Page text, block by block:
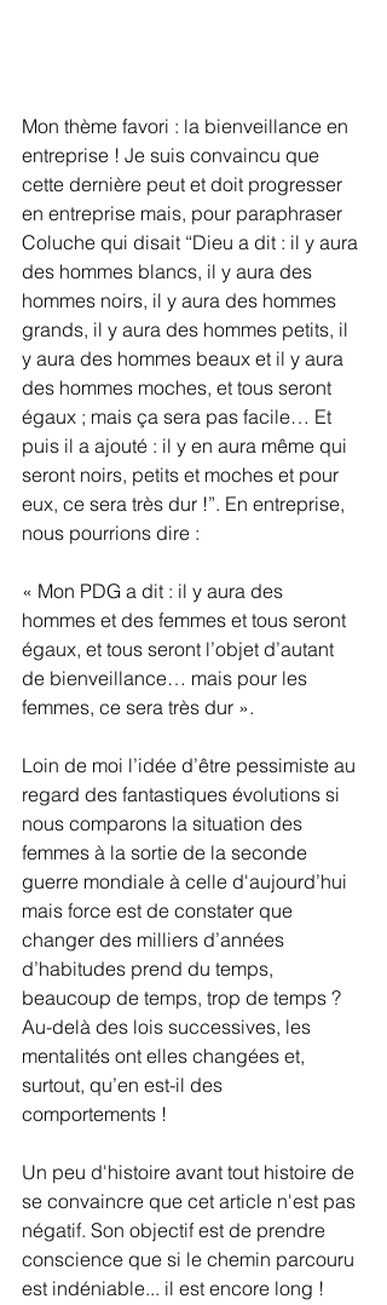
Mon thème favori : la bienveillance en
entreprise ! Je suis convaincu que
cette dernière peut et doit progresser
en entreprise mais, pour paraphraser
Coluche qui disait “Dieu a dit : il y aura
des hommes blancs, il y aura des
hommes noirs, il y aura des hommes
grands, il y aura des hommes petits, il
y aura des hommes beaux et il y aura
des hommes moches, et tous seront
égaux ; mais ça sera pas facile… Et
puis il a ajouté : il y en aura même qui
seront noirs, petits et moches et pour
eux, ce sera très dur !”. En entreprise,
nous pourrions dire :
« Mon PDG a dit : il y aura des
hommes et des femmes et tous seront
égaux, et tous seront l’objet d’autant
de bienveillance… mais pour les
femmes, ce sera très dur ».
Loin de moi l’idée d’être pessimiste au
regard des fantastiques évolutions si
nous comparons la situation des
femmes à la sortie de la seconde
guerre mondiale à celle d'aujourd’hui
mais force est de constater que
changer des milliers d’années
d’habitudes prend du temps,
beaucoup de temps, trop de temps ?
Au-delà des lois successives, les
mentalités ont elles changées et,
surtout, qu’en est-il des
comportements !
Un peu d'histoire avant tout histoire de
se convaincre que cet article n'est pas
négatif. Son objectif est de prendre
conscience que si le chemin parcouru
est indéniable... il est encore long !